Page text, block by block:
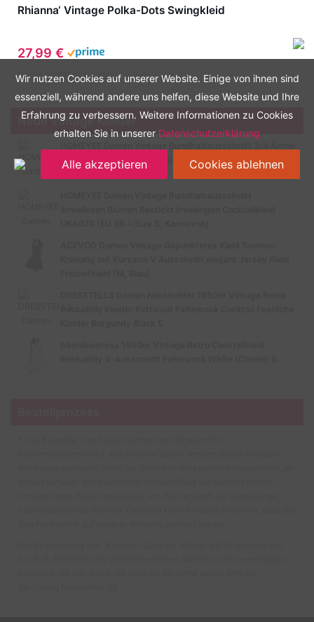
Rhianna‘ Vintage Polka-Dots Swingkleid
27,99 €
Zuletzt aktualisiert am: August 7, 2026 3:57 a.m.
Neue Vintage Kleider
Retro Knielanges Cocktailkleid A135 (EU 40 = Size L,
Wir nutzen Cookies auf unserer Website. Einige von ihnen sind
essenziell, während andere uns helfen, diese Website und Ihre
Erfahrung zu verbessern. Weitere Informationen zu Cookies
erhalten Sie in unserer Datenschutzerklärung
Alle akzeptieren Cookies ablehnen